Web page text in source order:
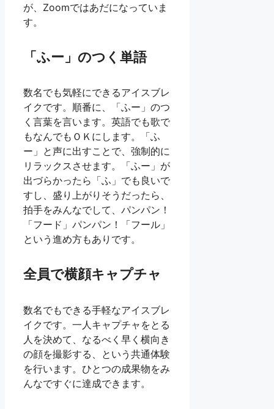
が、Zoomではあだになっていま
す。
「ふー」のつく単語
数名でも気軽にできるアイスブレ
イクです。順番に、「ふー」のつ
く言葉を言います。英語でも歌で
もなんでもＯＫにします。「ふ
ー」と声に出すことで、強制的に
リラックスさせます。「ふー」が
出づらかったら「ふ」でも良いで
すし、盛り上がりそうだったら、
拍手をみんなでして、パンパン！
「フード」パンパン！「フール」
という進め方もありです。
全員で横顔キャプチャ
数名でもできる手軽なアイスブレ
イクです。一人キャプチャをとる
人を決めて、なるべく早く横向き
の顔を撮影する、という共通体験
を行います。ひとつの成果物をみ
んなですぐに達成できます。